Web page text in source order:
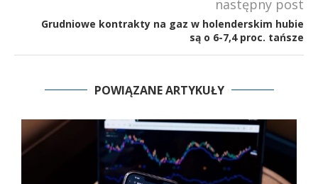
następny post
Grudniowe kontrakty na gaz w holenderskim hubie
są o 6-7,4 proc. tańsze
POWIĄZANE ARTYKUŁY